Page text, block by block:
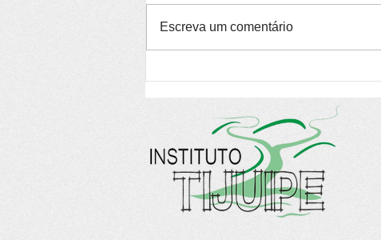
de livro, leitura, bibliotecas
e memória
Escreva um comentário